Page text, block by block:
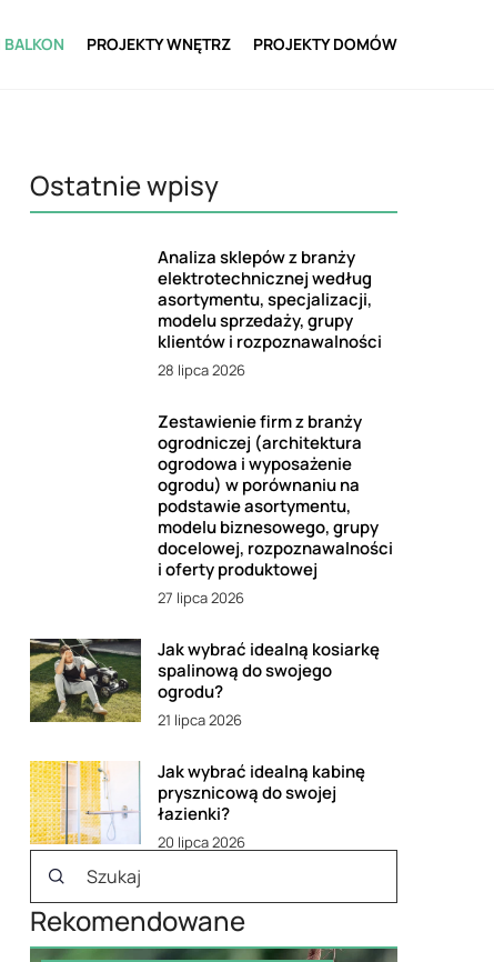
PROJEKTY WNĘTRZ PROJEKTY DOMÓW
Ostatnie wpisy
Analiza sklepów z branży
elektrotechnicznej według
asortymentu, specjalizacji,
modelu sprzedaży, grupy
klientów i rozpoznawalności
28 lipca 2026
Zestawienie firm z branży
ogrodniczej (architektura
ogrodowa i wyposażenie
ogrodu) w porównaniu na
podstawie asortymentu,
modelu biznesowego, grupy
docelowej, rozpoznawalności
i oferty produktowej
27 lipca 2026
Jak wybrać idealną kosiarkę
spalinową do swojego
ogrodu?
21 lipca 2026
Jak wybrać idealną kabinę
prysznicową do swojej
łazienki?
20 lipca 2026
Rekomendowane